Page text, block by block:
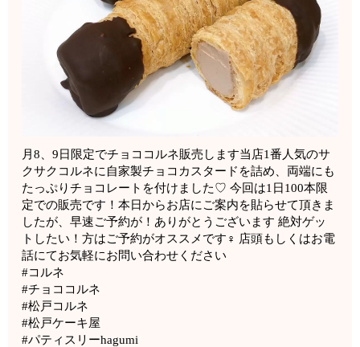
月8、9日限定でチョココルネ販売します当店1番人気のサ
クサクコルネに自家製チョコカスタードを詰め、両端にも
たっぷりチョコレートを付けました♡ 今回は1日100本限
定での販売です！本日からお店にご案内を貼らせて頂きま
したが、早速ご予約が！ありがとうございます 絶対ゲッ
トしたい！方はご予約がオススメです‍♀️ 店頭もしくはお電
話にてお気軽にお問い合わせください
#コルネ
#チョココルネ
#松戸コルネ
#松戸ケーキ屋
#パティスリーhagumi